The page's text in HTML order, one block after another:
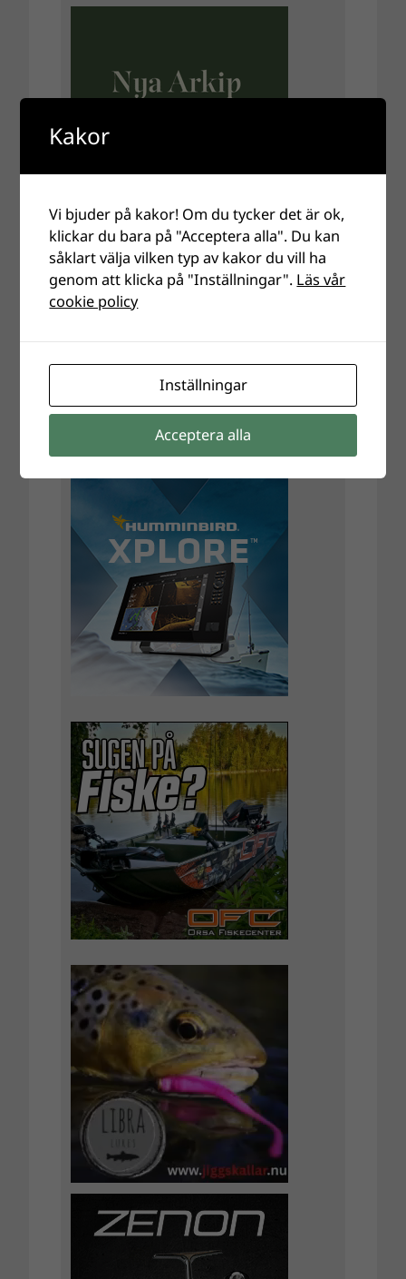
Kakor
Vi bjuder på kakor! Om du tycker det är ok,
klickar du bara på "Acceptera alla". Du kan
såklart välja vilken typ av kakor du vill ha
genom att klicka på "Inställningar". Läs vår
cookie policy
Inställningar
Acceptera alla